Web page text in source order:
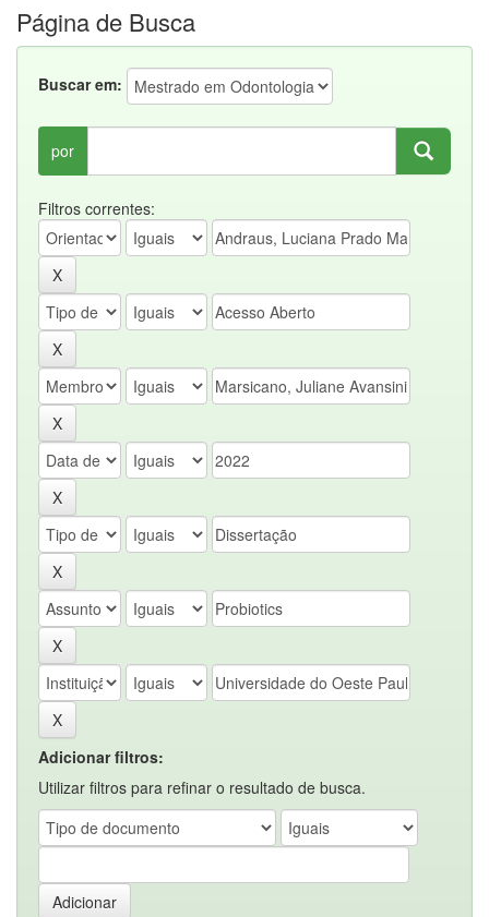
Página de Busca
Buscar em:
por
Filtros correntes:
Adicionar filtros:
Utilizar filtros para refinar o resultado de busca.